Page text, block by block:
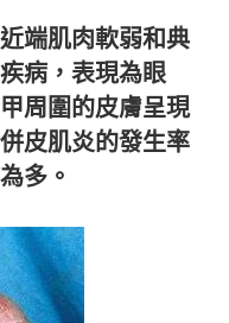
端肌肉軟弱和典
病，表現為眼
周圍的皮膚呈現
皮肌炎的發生率
多。